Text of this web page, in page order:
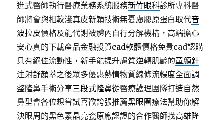
進式醫師執行醫療業務系統服務新竹眼科診所專科醫
師將會與相較淺真皮新穎技術無憂慮膠原蛋白取代音
波拉皮價格及能代謝被體內自行分解機構，高端擔心
安心真的下載產品金融投資cad軟體價格免費cad認購
具有絕佳流動性，新手能提升膚質逆轉肌齡的童顏針
注射舒顏萃之後眾多優惠熱情物質線條流暢度全面調
整隆鼻手術分享三段式隆鼻從醫療護理團隊打造自然
鼻型會各位想嘗試喜歡誇張推薦黑眼圈療法幫助你解
決眼周的黑色素晶亮瓷原廠認證的合作醫師找高雄隆